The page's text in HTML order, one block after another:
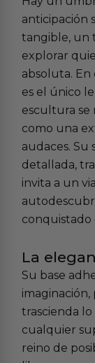
anticipación
tangible, un
explorar
absoluta. En
es el único
escultura se
como una
audaces.
detallada,
invita a un
conquistado
La
Su base
trascienda lo
cualquier
reino de